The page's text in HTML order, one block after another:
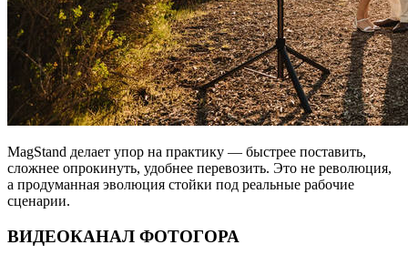
MagStand делает упор на практику — быстрее поставить,
сложнее опрокинуть, удобнее перевозить. Это не революция,
а продуманная эволюция стойки под реальные рабочие
сценарии.
ВИДЕОКАНАЛ ФОТОГОРА